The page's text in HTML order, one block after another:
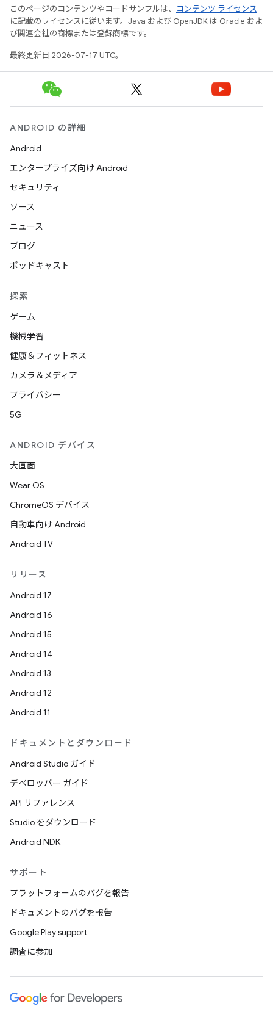
このページのコンテンツやコードサンプルは、
コンテンツ ライセンス
に記載のライセンスに従います。Java および OpenJDK は Oracle およ
び関連会社の商標または登録商標です。
最終更新日 2026-07-17 UTC。
ANDROID の詳細
Android
エンタープライズ向け Android
セキュリティ
ソース
ニュース
ブログ
ポッドキャスト
探索
ゲーム
機械学習
健康＆フィットネス
カメラ＆メディア
プライバシー
5G
ANDROID デバイス
大画面
Wear OS
ChromeOS デバイス
自動車向け Android
Android TV
リリース
Android 17
Android 16
Android 15
Android 14
Android 13
Android 12
Android 11
ドキュメントとダウンロード
Android Studio ガイド
デベロッパー ガイド
API リファレンス
Studio をダウンロード
Android NDK
サポート
プラットフォームのバグを報告
ドキュメントのバグを報告
Google Play support
調査に参加